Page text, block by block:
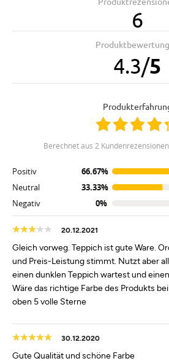
6
4.3/5
berechnet aus 2
Positiv
66.67%
Neutral
33.33%
Negativ
0%
20.12.2021
Gleich vorweg. Teppich ist gute Ware.
und Preis-Leistung stimmt. Nutzt aber
einen dunklen Teppich wartest und
Wäre das richtige Farbe des Produkts
oben 5 volle Sterne
30.12.2020
Gute Qualität und schöne Farbe